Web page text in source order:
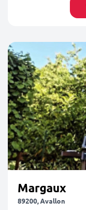
Margaux
89200, Avallon